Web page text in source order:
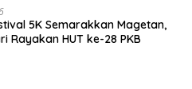
5K Semarakkan Magetan,
Rayakan HUT ke-28 PKB